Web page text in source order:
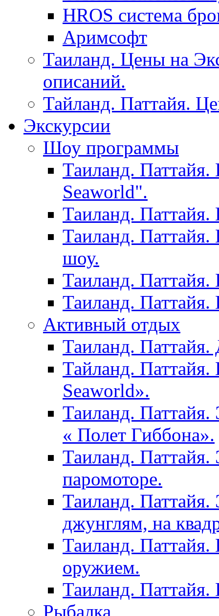
HROS система
Аримсофт
Таиланд. Цены на
описаний.
Тайланд. Паттайя.
Экскурсии
Шоу программы
Таиланд.
Seaworld".
Таиланд.
Таиланд.
шоу.
Таиланд.
Таиланд. Паттайя.
Активный отдых
Таиланд. Паттайя.
Тайланд.
Seaworld».
Таиланд.
« Полет Гиббона».
Таиланд. Паттайя.
паромоторе.
Таиланд. Паттайя.
джунглям, на
Таиланд.
оружием.
Таиланд. Паттайя.
Рыбалка